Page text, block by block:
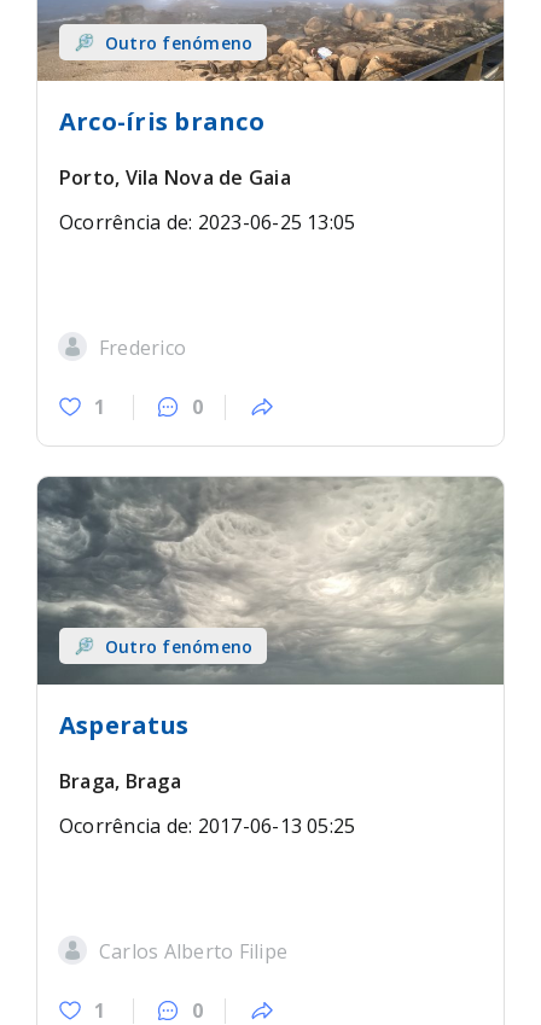
Outro fenómeno
Arco-íris branco
Porto, Vila Nova de Gaia
Ocorrência de: 2023-06-25 13:05
Frederico
1 0
Outro fenómeno
Asperatus
Braga, Braga
Ocorrência de: 2017-06-13 05:25
Carlos Alberto Filipe
1 0